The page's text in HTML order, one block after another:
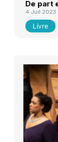
De part
4 Juil 2023
Livre